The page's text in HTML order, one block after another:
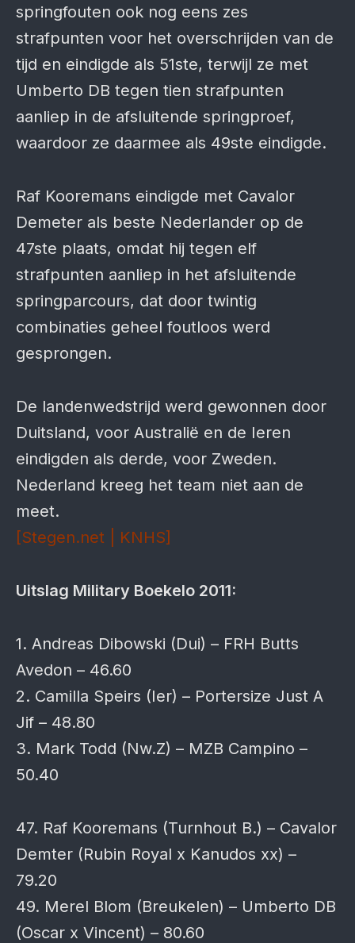
springfouten ook nog eens zes
strafpunten voor het overschrijden van de
tijd en eindigde als 51ste, terwijl ze met
Umberto DB tegen tien strafpunten
aanliep in de afsluitende springproef,
waardoor ze daarmee als 49ste eindigde.
Raf Kooremans eindigde met Cavalor
Demeter als beste Nederlander op de
47ste plaats, omdat hij tegen elf
strafpunten aanliep in het afsluitende
springparcours, dat door twintig
combinaties geheel foutloos werd
gesprongen.
De landenwedstrijd werd gewonnen door
Duitsland, voor Australië en de Ieren
eindigden als derde, voor Zweden.
Nederland kreeg het team niet aan de
meet.
[Stegen.net | KNHS]
Uitslag Military Boekelo 2011:
1. Andreas Dibowski (Dui) – FRH Butts
Avedon – 46.60
2. Camilla Speirs (Ier) – Portersize Just A
Jif – 48.80
3. Mark Todd (Nw.Z) – MZB Campino –
50.40
47. Raf Kooremans (Turnhout B.) – Cavalor
Demter (Rubin Royal x Kanudos xx) –
79.20
49. Merel Blom (Breukelen) – Umberto DB
(Oscar x Vincent) – 80.60